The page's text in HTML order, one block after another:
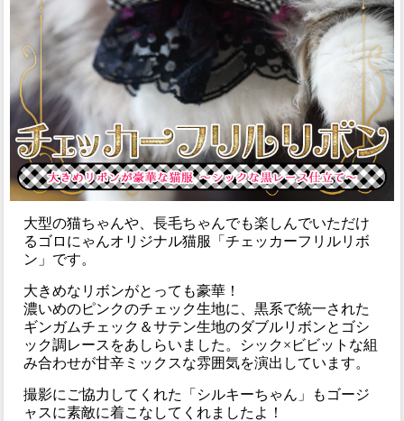
大型の猫ちゃんや、長毛ちゃんでも楽しんでいただけ
るゴロにゃんオリジナル猫服「チェッカーフリルリボ
ン」です。
大きめなリボンがとっても豪華！
濃いめのピンクのチェック生地に、黒系で統一された
ギンガムチェック＆サテン生地のダブルリボンとゴシ
ック調レースをあしらいました。シック×ビビットな組
み合わせが甘辛ミックスな雰囲気を演出しています。
撮影にご協力してくれた「シルキーちゃん」もゴージ
ャスに素敵に着こなしてくれましたよ！